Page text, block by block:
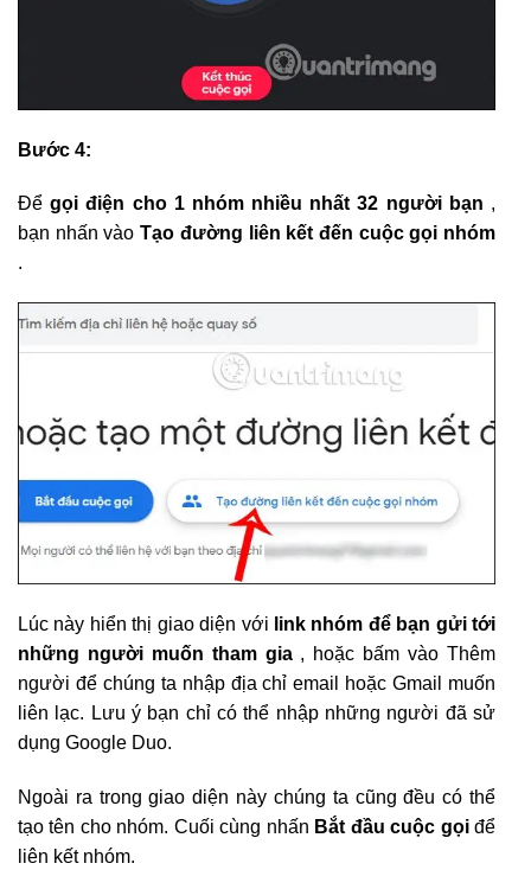
Bước 4:
Đểgọi điện cho 1 nhóm nhiều nhất 32 người bạn ,
bạn nhấn vàoTạo đường liên kết đến cuộc gọi nhóm
.
Lúc này hiển thị giao diện với link nhóm để bạn gửi tới
những người muốn tham gia , hoặc bấm vào Thêm
người để chúng ta nhập địa chỉ email hoặc Gmail muốn
liên lạc. Lưu ý bạn chỉ có thể nhập những người đã sử
dụng Google Duo.
Ngoài ra trong giao diện này chúng ta cũng đều có thể
tạo tên cho nhóm. Cuối cùng nhấn Bắt đầu cuộc gọiđể
liên kết nhóm.